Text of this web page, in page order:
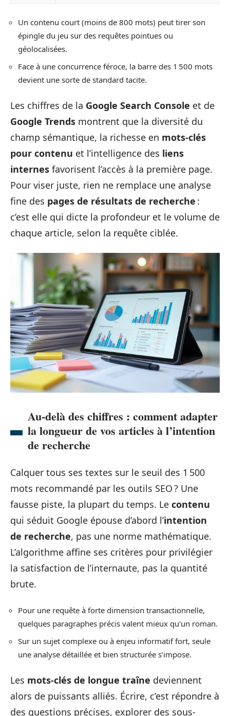
Un contenu court (moins de 800 mots) peut tirer son
épingle du jeu sur des requêtes pointues ou
géolocalisées.
Face à une concurrence féroce, la barre des 1 500 mots
devient une sorte de standard tacite.
Les chiffres de la Google Search Console et de
Google Trends montrent que la diversité du
champ sémantique, la richesse en mots-clés
pour contenu et l’intelligence des liens
internes favorisent l’accès à la première page.
Pour viser juste, rien ne remplace une analyse
fine des pages de résultats de recherche :
c’est elle qui dicte la profondeur et le volume de
chaque article, selon la requête ciblée.
Au-delà des chiffres : comment adapter
la longueur de vos articles à l’intention
de recherche
Calquer tous ses textes sur le seuil des 1 500
mots recommandé par les outils SEO ? Une
fausse piste, la plupart du temps. Le contenu
qui séduit Google épouse d’abord l’intention
de recherche, pas une norme mathématique.
L’algorithme affine ses critères pour privilégier
la satisfaction de l’internaute, pas la quantité
brute.
Pour une requête à forte dimension transactionnelle,
quelques paragraphes précis valent mieux qu’un roman.
Sur un sujet complexe ou à enjeu informatif fort, seule
une analyse détaillée et bien structurée s’impose.
Les mots-clés de longue traîne deviennent
alors de puissants alliés. Écrire, c’est répondre à
des questions précises, explorer des sous-